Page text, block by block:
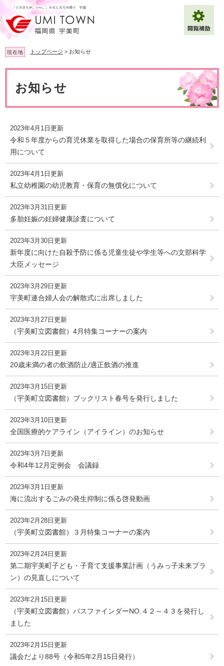
ー
ジ
の
先
頭
で
ニ
ュ
ー
を
飛
ば
文
現在地 トップページ > お知らせ
お知らせ
2023年4月1日更新
令和５年度からの育児休業を取得した場合の保育所等の継続利
用について
2023年4月1日更新
私立幼稚園の幼児教育・保育の無償化について
2023年3月31日更新
多胎妊娠の妊婦健康診査について
2023年3月30日更新
新年度に向けた自殺予防に係る児童生徒や学生等への文部科学
大臣メッセージ
2023年3月29日更新
宇美町連合婦人会の解散式に出席しました
2023年3月27日更新
（宇美町立図書館）4月特集コーナーの案内
2023年3月22日更新
20歳未満の者の飲酒防止/適正飲酒の推進
2023年3月15日更新
（宇美町立図書館）ブックリスト春号を発行しました
2023年3月10日更新
全国医療的ケアライン（アイライン）のお知らせ
2023年3月7日更新
令和4年12月定例会 会議録
2023年3月1日更新
海に流出するごみの発生抑制に係る啓発動画
2023年2月28日更新
（宇美町立図書館）３月特集コーナーの案内
2023年2月24日更新
第二期宇美町子ども・子育て支援事業計画（うみっ子未来プラ
ン）の見直しについて
2023年2月15日更新
（宇美町立図書館）パスファインダーNO.４２～４３を発行し
ました
2023年2月15日更新
議会だより88号（令和5年2月15日発行）